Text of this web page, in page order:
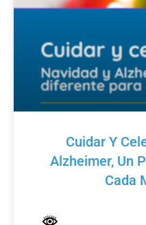
Cuidar Y
Alzheimer, Un
Cada